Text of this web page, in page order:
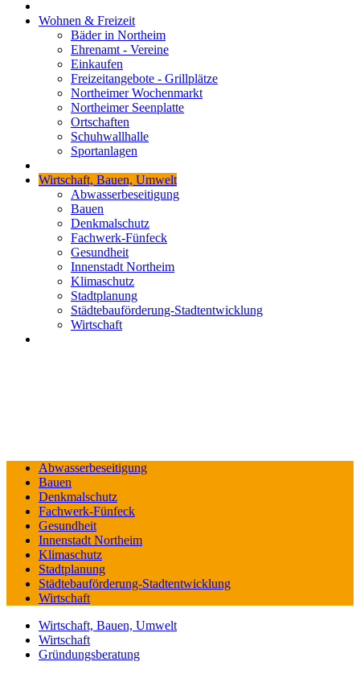
Wohnen & Freizeit
Bäder in Northeim
Ehrenamt - Vereine
Einkaufen
Freizeitangebote - Grillplätze
Northeimer Wochenmarkt
Northeimer Seenplatte
Ortschaften
Schuhwallhalle
Sportanlagen
Wirtschaft, Bauen, Umwelt
Abwasserbeseitigung
Bauen
Denkmalschutz
Fachwerk-Fünfeck
Gesundheit
Innenstadt Northeim
Klimaschutz
Stadtplanung
Städtebauförderung-Stadtentwicklung
Wirtschaft
Abwasserbeseitigung
Bauen
Denkmalschutz
Fachwerk-Fünfeck
Gesundheit
Innenstadt Northeim
Klimaschutz
Stadtplanung
Städtebauförderung-Stadtentwicklung
Wirtschaft
Wirtschaft, Bauen, Umwelt
Wirtschaft
Gründungsberatung